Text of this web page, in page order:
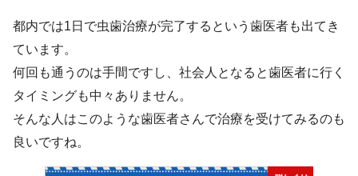
都内では1日で虫歯治療が完了するという歯医者も出てき
ています。
何回も通うのは手間ですし、社会人となると歯医者に行く
タイミングも中々ありません。
そんな人はこのような歯医者さんで治療を受けてみるのも
良いですね。